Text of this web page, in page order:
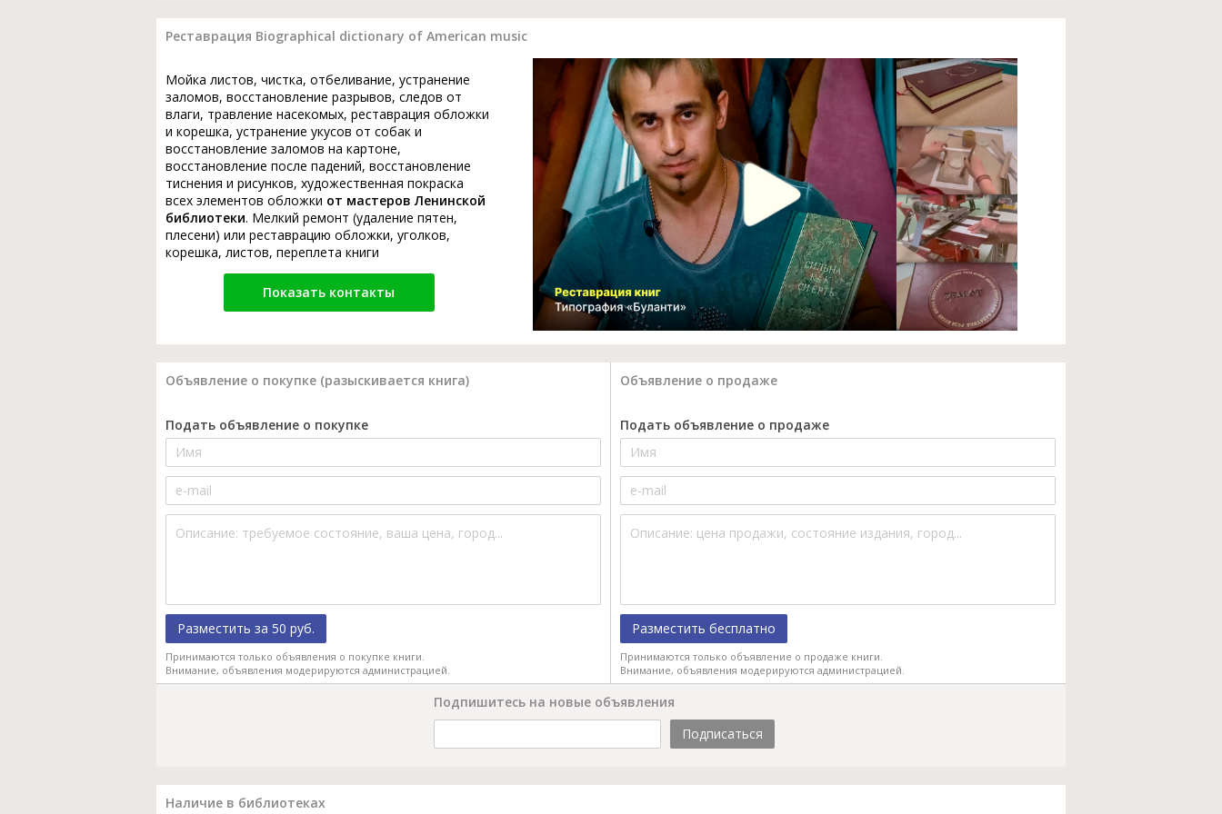
Реставрация Biographical dictionary of American music
Мойка листов, чистка, отбеливание, устранение
заломов, восстановление разрывов, следов от
влаги, травление насекомых, реставрация обложки
и корешка, устранение укусов от собак и
восстановление заломов на картоне,
восстановление после падений, восстановление
тиснения и рисунков, художественная покраска
всех элементов обложки от мастеров Ленинской
библиотеки. Мелкий ремонт (удаление пятен,
плесени) или реставрацию обложки, уголков,
корешка, листов, переплета книги
Показать контакты
Объявление о покупке (разыскивается книга) Объявление о продаже
Подать объявление о покупке
Разместить за 50 руб.
Принимаются только объявления о покупке книги.
Внимание, объявления модерируются администрацией.
Подать объявление о продаже
Разместить бесплатно
Принимаются только объявление о продаже книги.
Внимание, объявления модерируются администрацией.
Подпишитесь на новые объявления
Подписаться
Наличие в библиотеках